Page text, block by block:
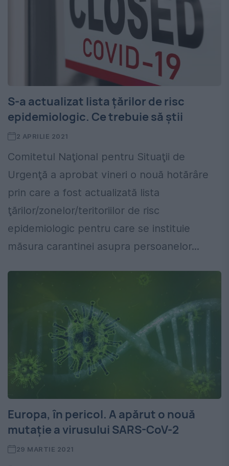
S-a actualizat lista țărilor de risc
epidemiologic. Ce trebuie să știi
2 APRILIE 2021
Comitetul Naţional pentru Situaţii de
Urgenţă a aprobat vineri o nouă hotărâre
prin care a fost actualizată lista
ţărilor/zonelor/teritoriilor de risc
epidemiologic pentru care se instituie
măsura carantinei asupra persoanelor...
Europa, în pericol. A apărut o nouă
mutație a virusului SARS-CoV-2
29 MARTIE 2021